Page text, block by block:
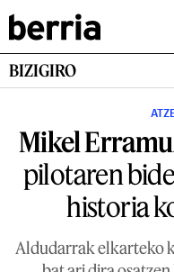
BIZIGIRO
Mikel
pilotaren
historia
Aldudarrak elkarteko